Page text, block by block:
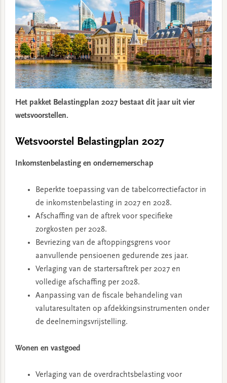
Het pakket Belastingplan 2027 bestaat dit jaar uit vier
wetsvoorstellen.
Wetsvoorstel Belastingplan 2027
Inkomstenbelasting en ondernemerschap
Beperkte toepassing van de tabelcorrectiefactor in
de inkomstenbelasting in 2027 en 2028.
Afschaffing van de aftrek voor specifieke
zorgkosten per 2028.
Bevriezing van de aftoppingsgrens voor
aanvullende pensioenen gedurende zes jaar.
Verlaging van de startersaftrek per 2027 en
volledige afschaffing per 2028.
Aanpassing van de fiscale behandeling van
valutaresultaten op afdekkingsinstrumenten onder
de deelnemingsvrijstelling.
Wonen en vastgoed
Verlaging van de overdrachtsbelasting voor